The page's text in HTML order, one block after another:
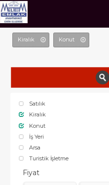
Kiralık Konut
Satılık
Kiralık
Konut
İş Yeri
Arsa
Turistik İşletme
Fiyat